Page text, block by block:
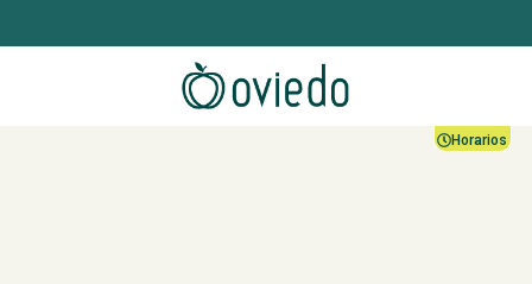
Horarios